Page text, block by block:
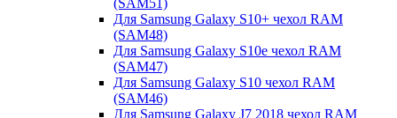
(SAM51)
Для Samsung Galaxy S10+ чехол RAM
(SAM48)
Для Samsung Galaxy S10e чехол RAM
(SAM47)
Для Samsung Galaxy S10 чехол RAM
(SAM46)
Для Samsung Galaxy J7 2018 чехол RAM